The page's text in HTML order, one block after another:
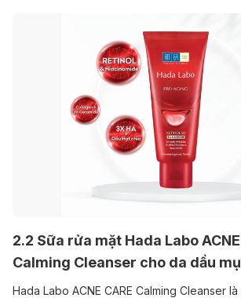
2.2 Sữa rửa mặt Hada Labo ACNE
Calming Cleanser cho da dầu
Hada Labo ACNE CARE Calming Cleanser